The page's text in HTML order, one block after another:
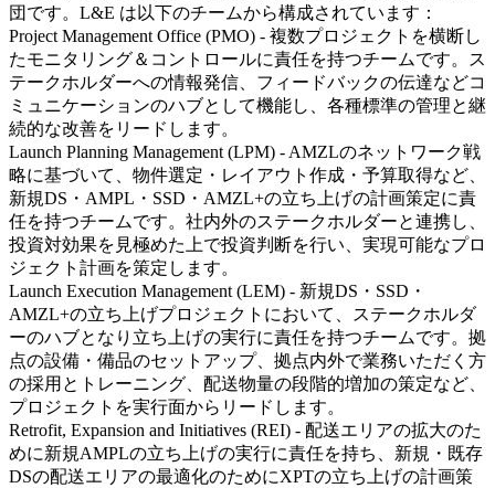
団です。L&E は以下のチームから構成されています：
Project Management Office (PMO) - 複数プロジェクトを横断し
たモニタリング＆コントロールに責任を持つチームです。ス
テークホルダーへの情報発信、フィードバックの伝達などコ
ミュニケーションのハブとして機能し、各種標準の管理と継
続的な改善をリードします。
Launch Planning Management (LPM) - AMZLのネットワーク戦
略に基づいて、物件選定・レイアウト作成・予算取得など、
新規DS・AMPL・SSD・AMZL+の立ち上げの計画策定に責
任を持つチームです。社内外のステークホルダーと連携し、
投資対効果を見極めた上で投資判断を行い、実現可能なプロ
ジェクト計画を策定します。
Launch Execution Management (LEM) - 新規DS・SSD・
AMZL+の立ち上げプロジェクトにおいて、ステークホルダ
ーのハブとなり立ち上げの実行に責任を持つチームです。拠
点の設備・備品のセットアップ、拠点内外で業務いただく方
の採用とトレーニング、配送物量の段階的増加の策定など、
プロジェクトを実行面からリードします。
Retrofit, Expansion and Initiatives (REI) - 配送エリアの拡大のた
めに新規AMPLの立ち上げの実行に責任を持ち、新規・既存
DSの配送エリアの最適化のためにXPTの立ち上げの計画策